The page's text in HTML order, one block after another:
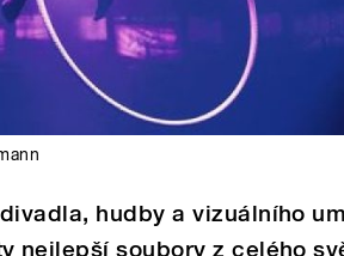
hudby a vizuálního
nejlepší soubory z celého